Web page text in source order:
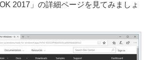
2017」の詳細ページを見てみましょ